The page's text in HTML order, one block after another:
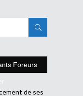
Foreurs
de ses